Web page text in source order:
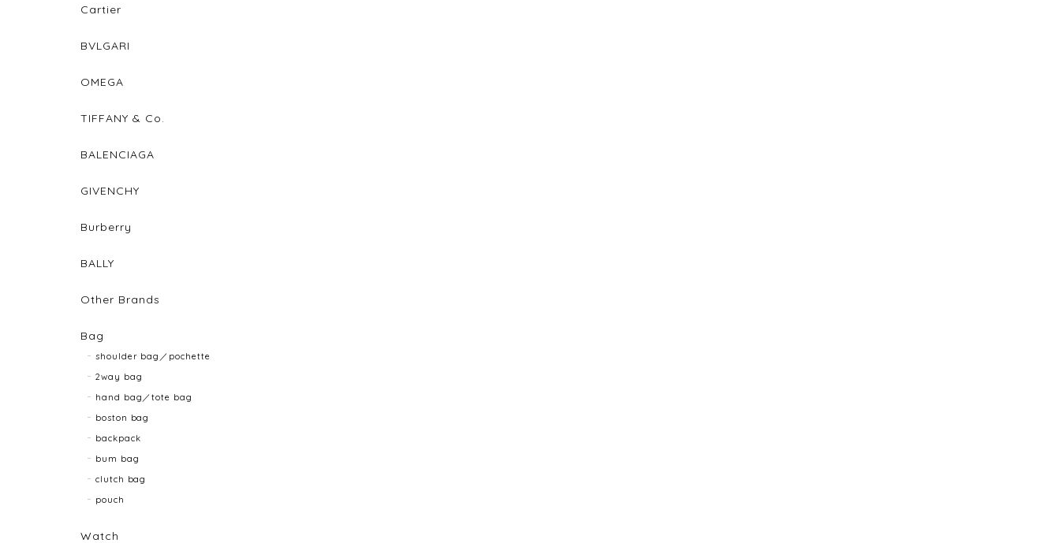
Cartier
BVLGARI
OMEGA
TIFFANY & Co.
BALENCIAGA
GIVENCHY
Burberry
BALLY
Other Brands
Bag
shoulder bag／pochette
2way bag
hand bag／tote bag
boston bag
backpack
bum bag
clutch bag
pouch
Watch